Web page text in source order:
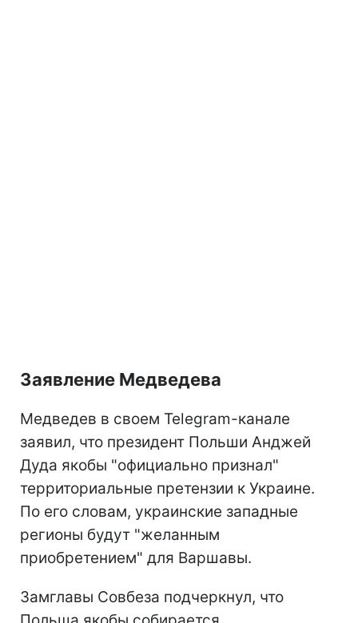
Заявление Медведева
Медведев в своем Telegram-канале
заявил, что президент Польши Анджей
Дуда якобы "официально признал"
территориальные претензии к Украине.
По его словам, украинские западные
регионы будут "желанным
приобретением" для Варшавы.
Замглавы Совбеза подчеркнул, что